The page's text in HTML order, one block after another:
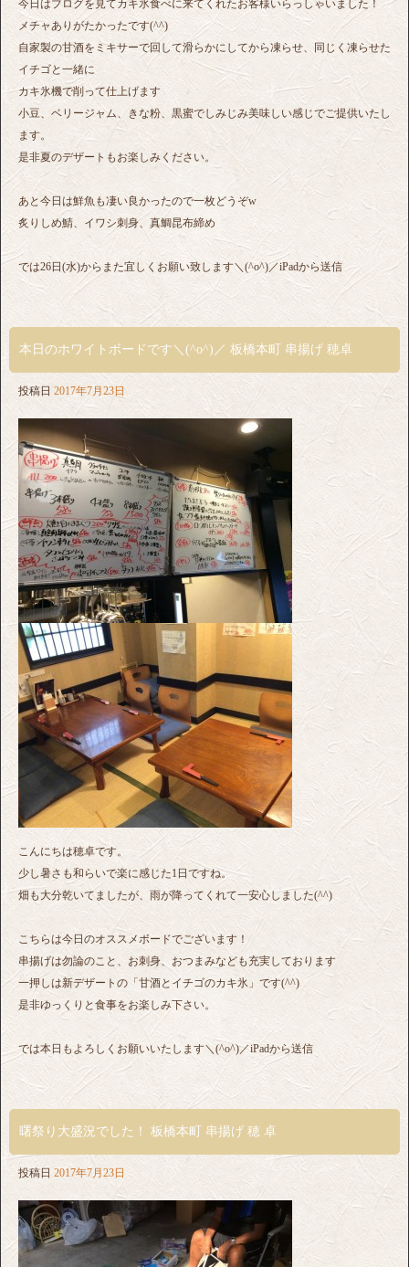
今日はブログを見てカキ氷食べに来てくれたお客様いらっしゃいました！
メチャありがたかったです(^^)
自家製の甘酒をミキサーで回して滑らかにしてから凍らせ、同じく凍らせた
イチゴと一緒に
カキ氷機で削って仕上げます
小豆、ベリージャム、きな粉、黒蜜でしみじみ美味しい感じでご提供いたし
ます。
是非夏のデザートもお楽しみください。
あと今日は鮮魚も凄い良かったので一枚どうぞw
炙りしめ鯖、イワシ刺身、真鯛昆布締め
では26日(水)からまた宜しくお願い致します＼(^o^)／iPadから送信
本日のホワイトボードです＼(^o^)／ 板橋本町 串揚げ 穂卓
投稿日 2017年7月23日
こんにちは穂卓です。
少し暑さも和らいで楽に感じた1日ですね。
畑も大分乾いてましたが、雨が降ってくれて一安心しました(^^)
こちらは今日のオススメボードでございます！
串揚げは勿論のこと、お刺身、おつまみなども充実しております
一押しは新デザートの「甘酒とイチゴのカキ氷」です(^^)
是非ゆっくりと食事をお楽しみ下さい。
では本日もよろしくお願いいたします＼(^o^)／iPadから送信
曙祭り大盛況でした！ 板橋本町 串揚げ 穂 卓
投稿日 2017年7月23日